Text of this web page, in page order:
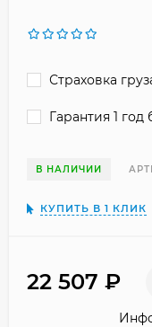
Страховка
Гарантия 1 год
В НАЛИЧИИ
КУПИТЬ В 1 КЛИК
22 507